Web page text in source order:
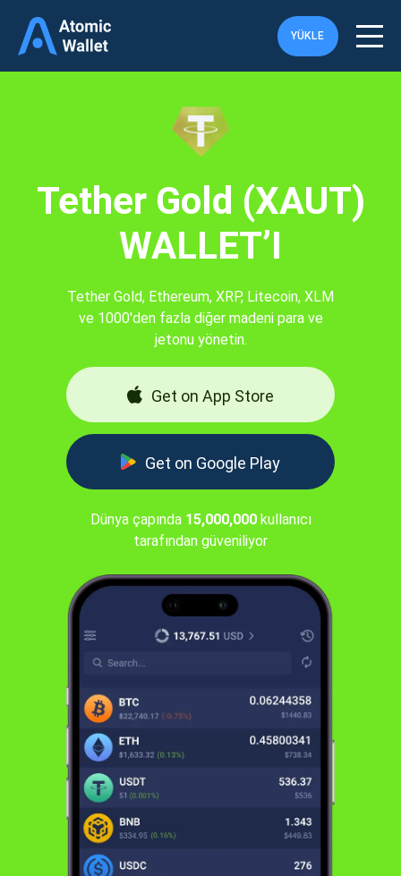
YÜKLE
Tether Gold (XAUT)
WALLET’I
Tether Gold, Ethereum, XRP, Litecoin, XLM
ve 1000'den fazla diğer madeni para ve
jetonu yönetin.
Get on App Store
Get on Google Play
Dünya çapında 15,000,000kullanıcı
tarafından güveniliyor